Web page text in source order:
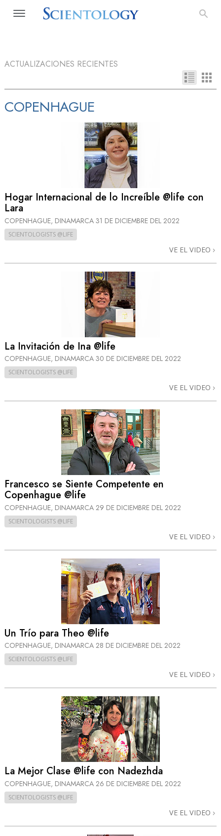
ACTUALIZACIONES RECIENTES
COPENHAGUE
Hogar Internacional de lo Increíble @life con
Lara
COPENHAGUE, DINAMARCA 31 DE DICIEMBRE DEL 2022
SCIENTOLOGISTS @LIFE
VE EL VIDEO
La Invitación de Ina @life
COPENHAGUE, DINAMARCA 30 DE DICIEMBRE DEL 2022
SCIENTOLOGISTS @LIFE
VE EL VIDEO
Francesco se Siente Competente en
Copenhague @life
COPENHAGUE, DINAMARCA 29 DE DICIEMBRE DEL 2022
SCIENTOLOGISTS @LIFE
VE EL VIDEO
Un Trío para Theo @life
COPENHAGUE, DINAMARCA 28 DE DICIEMBRE DEL 2022
SCIENTOLOGISTS @LIFE
VE EL VIDEO
La Mejor Clase @life con Nadezhda
COPENHAGUE, DINAMARCA 26 DE DICIEMBRE DEL 2022
SCIENTOLOGISTS @LIFE
VE EL VIDEO